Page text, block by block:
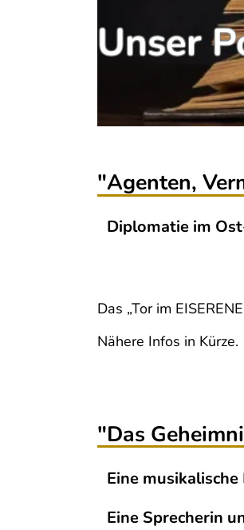
Unser
"Agenten,
Diplomatie im
Das „Tor im
Nähere Infos in Kürze.
"Das
Eine
Eine Sprecherin